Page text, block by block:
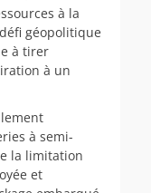
à la
géopolitique
à tirer
à un
à semi-
la limitation
et